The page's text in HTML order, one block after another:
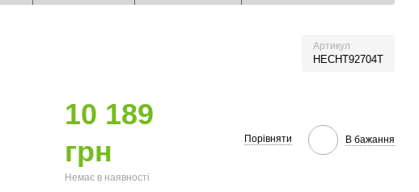
Артикул
HECHT92704T
10 189
грн
Немає в наявності
Порівняти В бажання